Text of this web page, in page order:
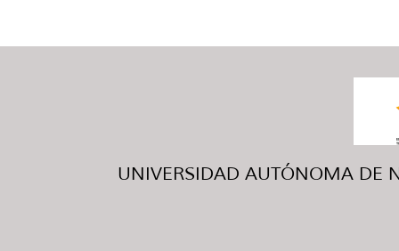
UNIVERSIDAD AUTÓNOMA DE